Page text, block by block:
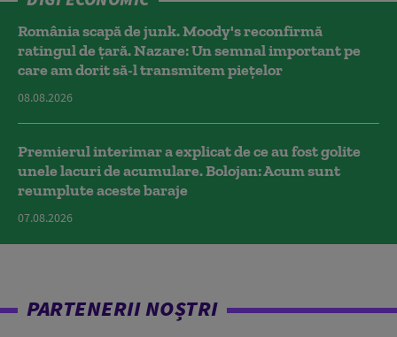
România scapă de junk. Moody's reconfirmă
ratingul de țară. Nazare: Un semnal important pe
care am dorit să-l transmitem piețelor
08.08.2026
Premierul interimar a explicat de ce au fost golite
unele lacuri de acumulare. Bolojan: Acum sunt
reumplute aceste baraje
07.08.2026
PARTENERII NOȘTRI